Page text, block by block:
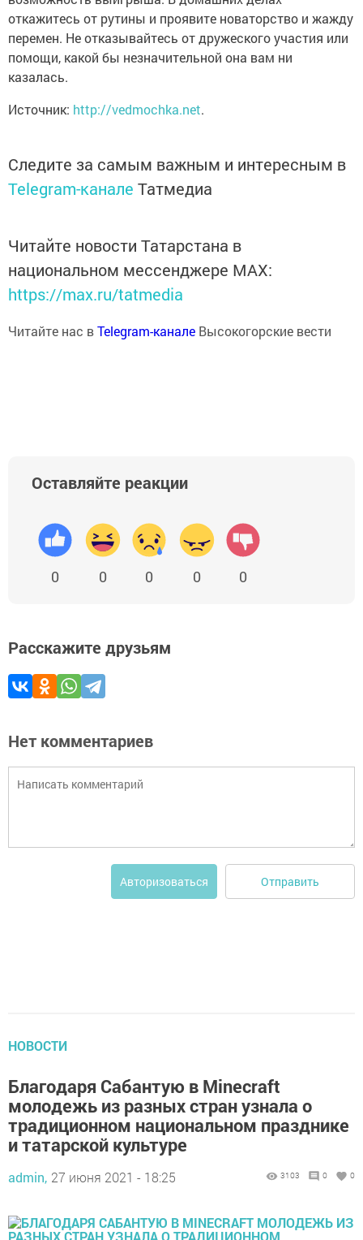
откажитесь от рутины и проявите новаторство и жажду
перемен. Не отказывайтесь от дружеского участия или
помощи, какой бы незначительной она вам ни
казалась.
Источник: http://vedmochka.net.
Следите за самым важным и интересным в
Telegram-канале Татмедиа
Читайте новости Татарстана в
национальном мессенджере MАХ:
https://max.ru/tatmedia
Читайте нас вTelegram-канале Высокогорские вести
Оставляйте реакции
0 0 0 0 0
Расскажите друзьям
Нет комментариев
Авторизоваться Отправить
НОВОСТИ
Благодаря Сабантую в Minecraft
молодежь из разных стран узнала о
традиционном национальном празднике
и татарской культуре
admin, 27 июня 2021 - 18:25 3103 0 0